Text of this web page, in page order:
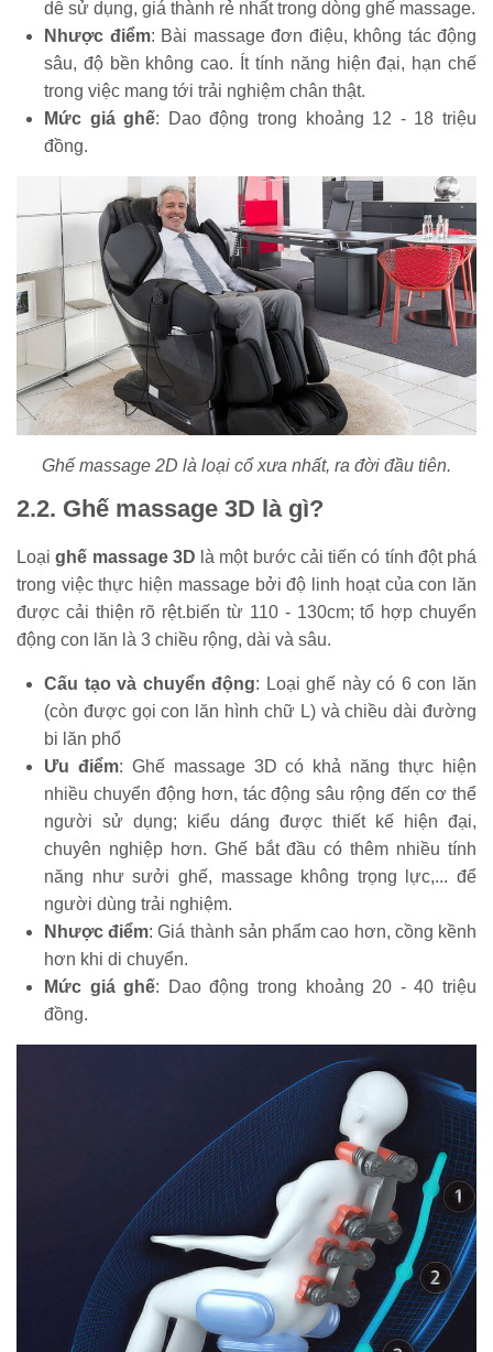
dễ sử dụng, giá thành rẻ nhất trong dòng ghế massage.
Nhược điểm: Bài massage đơn điệu, không tác động
sâu, độ bền không cao. Ít tính năng hiện đại, hạn chế
trong việc mang tới trải nghiệm chân thật.
Mức giá ghế: Dao động trong khoảng 12 - 18 triệu
đồng.
Ghế massage 2D là loại cổ xưa nhất, ra đời đầu tiên.
2.2. Ghế massage 3D là gì?
Loạighế massage 3D là một bước cải tiến có tính đột phá
trong việc thực hiện massage bởi độ linh hoạt của con lăn
được cải thiện rõ rệt.biến từ 110 - 130cm; tổ hợp chuyển
động con lăn là 3 chiều rộng, dài và sâu.
Cấu tạo và chuyển động: Loại ghế này có 6 con lăn
(còn được gọi con lăn hình chữ L) và chiều dài đường
bi lăn phổ
Ưu điểm: Ghế massage 3D có khả năng thực hiện
nhiều chuyển động hơn, tác động sâu rộng đến cơ thể
người sử dụng; kiểu dáng được thiết kế hiện đại,
chuyên nghiệp hơn. Ghế bắt đầu có thêm nhiều tính
năng như sưởi ghế, massage không trọng lực,... để
người dùng trải nghiệm.
Nhược điểm: Giá thành sản phẩm cao hơn, cồng kềnh
hơn khi di chuyển.
Mức giá ghế: Dao động trong khoảng 20 - 40 triệu
đồng.